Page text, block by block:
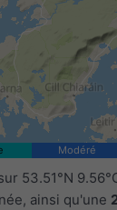
Modéré
53.51°N
ainsi qu'une